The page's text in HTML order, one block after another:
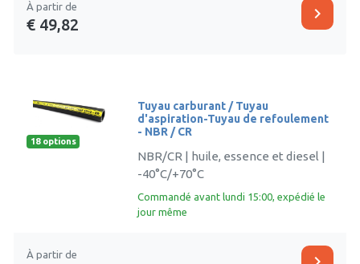
À partir de
€ 49,82
chevron_right
18 options
Tuyau carburant / Tuyau
d'aspiration-Tuyau de refoulement
- NBR / CR
NBR/CR | huile, essence et diesel |
-40°C/+70°C
Commandé avant lundi 15:00, expédié le
jour même
À partir de